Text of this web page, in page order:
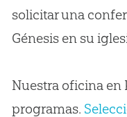
solicitar una
Génesis en su
Nuestra oficina en
programas.